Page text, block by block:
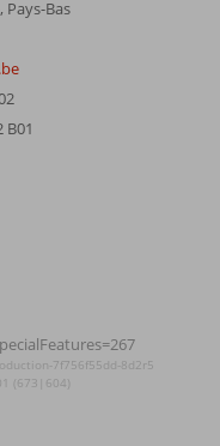
Pays-Bas
B01
7f756f55dd-8d2r5
(673|604)